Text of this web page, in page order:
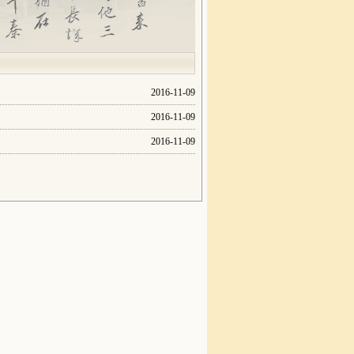
2016-11-09
2016-11-09
2016-11-09